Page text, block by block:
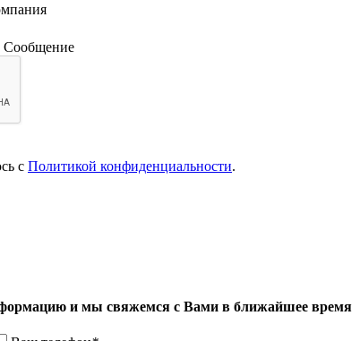
Сообщение
с Политикой конфиденциальности.
и мы свяжемся с Вами в ближайшее время